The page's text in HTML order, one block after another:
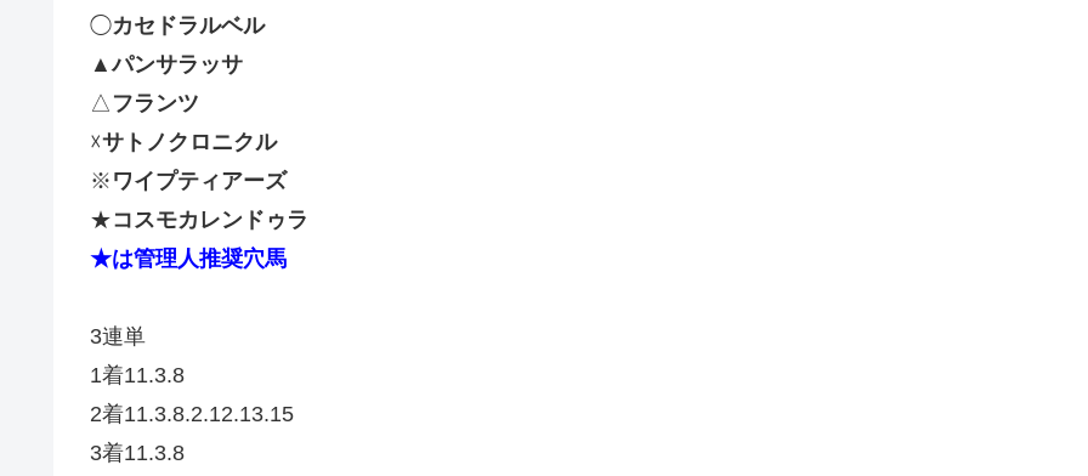
◯カセドラルベル
▲パンサラッサ
△ フランツ
☓サトノクロニクル
※ ワイプティアーズ
★コスモカレンドゥラ
★は管理人推奨穴馬
3連単
1着11.3.8
2着11.3.8.2.12.13.15
3着11.3.8